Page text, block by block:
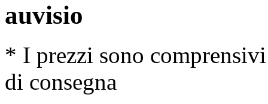
auvisio
* I prezzi sono
di consegna